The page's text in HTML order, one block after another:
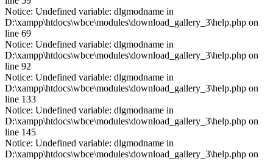
Notice: Undefined variable: dlgmodname in
D:\xampp\htdocs\wbce\modules\download_gallery_3\help.php on
line 69
Notice: Undefined variable: dlgmodname in
D:\xampp\htdocs\wbce\modules\download_gallery_3\help.php on
line 92
Notice: Undefined variable: dlgmodname in
D:\xampp\htdocs\wbce\modules\download_gallery_3\help.php on
line 133
Notice: Undefined variable: dlgmodname in
D:\xampp\htdocs\wbce\modules\download_gallery_3\help.php on
line 145
Notice: Undefined variable: dlgmodname in
D:\xampp\htdocs\wbce\modules\download_gallery_3\help.php on